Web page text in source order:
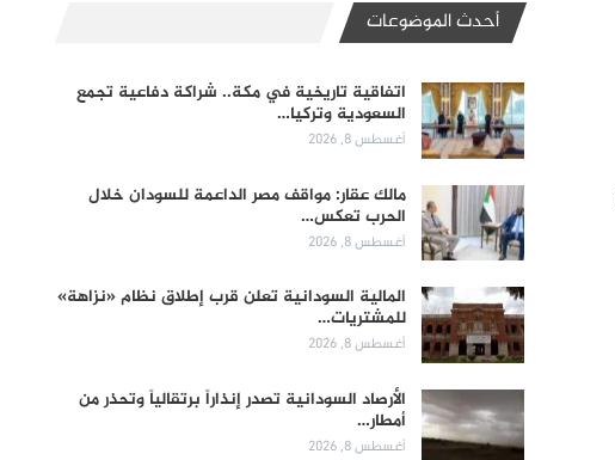
أحدث الموضوعات
اتفاقية تاريخية في مكة.. شراكة دفاعية تجمع
السعودية وتركيا…
أغسطس 8, 2026
مالك عقار: مواقف مصر الداعمة للسودان خلال
الحرب تعكس…
أغسطس 8, 2026
المالية السودانية تعلن قرب إطلاق نظام «نزاهة»
للمشتريات…
أغسطس 8, 2026
الأرصاد السودانية تصدر إنذاراً برتقالياً وتحذر من
أمطار…
أغسطس 8, 2026